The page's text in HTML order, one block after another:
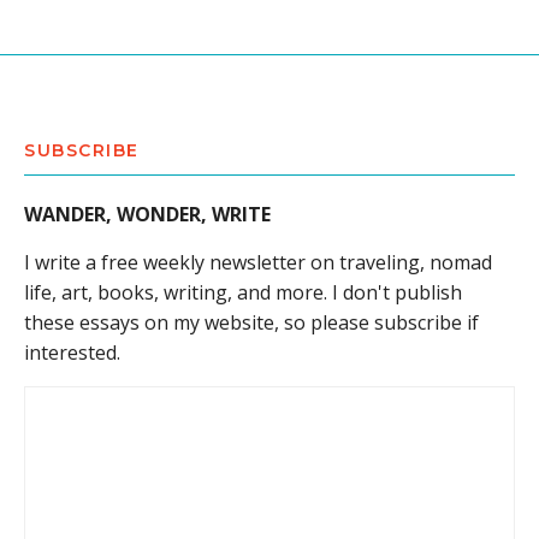
SUBSCRIBE
WANDER, WONDER, WRITE
I write a free weekly newsletter on traveling, nomad
life, art, books, writing, and more. I don't publish
these essays on my website, so please subscribe if
interested.